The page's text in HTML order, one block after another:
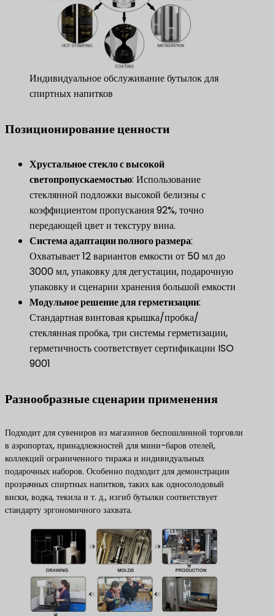
Индивидуальное обслуживание бутылок для
спиртных напитков
Позиционирование ценности
​Хрустальное стекло с высокой
светопропускаемостью​​: Использование
стеклянной подложки высокой белизны с
коэффициентом пропускания 92%, точно
передающей цвет и текстуру вина.
​Система адаптации полного размера​​:
Охватывает 12 вариантов емкости от 50 мл до
3000 мл, упаковку для дегустации, подарочную
упаковку и сценарии хранения большой емкости
​Модульное решение для герметизации​​:
Стандартная винтовая крышка/пробка/
стеклянная пробка, три системы герметизации,
герметичность соответствует сертификации ISO
9001
Разнообразные сценарии применения
Подходит для сувениров из магазинов беспошлинной торговли
в аэропортах, принадлежностей для мини-баров отелей,
коллекций ограниченного тиража и индивидуальных
подарочных наборов. Особенно подходит для демонстрации
прозрачных спиртных напитков, таких как односолодовый
виски, водка, текила и т. д., изгиб бутылки соответствует
стандарту эргономичного захвата.